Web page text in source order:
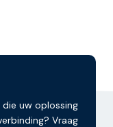
uw oplossing
Vraag